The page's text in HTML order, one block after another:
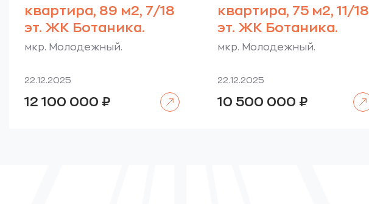
квартира, 89 м2, 7/18
эт. ЖК Ботаника.
мкр. Молодежный.
22.12.2025
12 100 000 ₽
квартира, 75 м2, 11/18
эт. ЖК Ботаника.
мкр. Молодежный.
22.12.2025
10 500 000 ₽